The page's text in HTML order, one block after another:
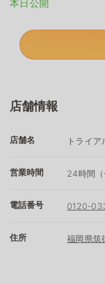
本日公開
店舗情報
店舗名 トライ
営業時間 24時間（
電話番号 0120-
住所 福岡県筑